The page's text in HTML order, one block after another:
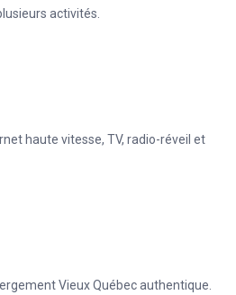
activités.
haute vitesse, TV, radio-réveil et
Vieux Québec authentique.